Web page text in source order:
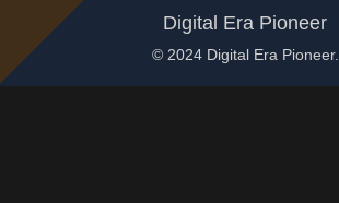
Digital Era Pioneer
© 2024 Digital Era Pioneer.